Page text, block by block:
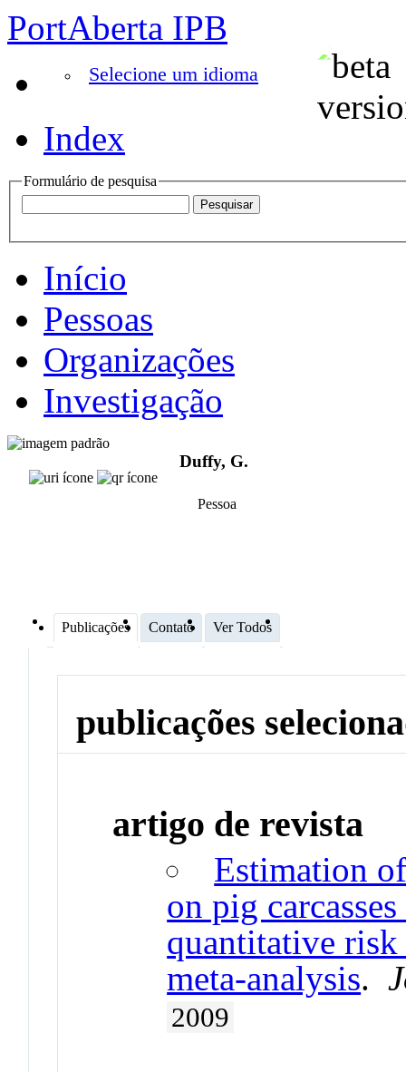
PortAberta IPB
Selecione um idioma
Index
Formulário de pesquisa
Início
Pessoas
Organizações
Investigação
Duffy, G.
Pessoa
Publicações Contato Ver Todos
publicações
artigo de revista
Estimation
on pig
quantitative risk
meta-analysis.
2009